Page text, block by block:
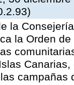
la
la Orden
campañas